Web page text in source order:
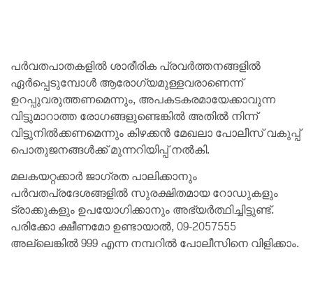
പർവതപാതകളിൽ ശാരീരിക പ്രവർത്തനങ്ങളിൽ
ഏർപ്പെടുമ്പോൾ ആരോഗ്യമുള്ളവരാണെന്ന്
ഉറപ്പുവരുത്തണമെന്നും, അപകടകരമായേക്കാവുന്ന
വിട്ടുമാറാത്ത രോഗങ്ങളുണ്ടെങ്കിൽ അതിൽ നിന്ന്
വിട്ടുനിൽക്കണമെന്നും കിഴക്കൻ മേഖലാ പോലീസ് വകുപ്പ്
പൊതുജനങ്ങൾക്ക് മുന്നറിയിപ്പ് നൽകി.
മലകയറ്റക്കാർ ജാഗ്രത പാലിക്കാനും
പർവതപ്രദേശങ്ങളിൽ സുരക്ഷിതമായ റോഡുകളും
ട്രാക്കുകളും ഉപയോഗിക്കാനും അഭ്യർത്ഥിച്ചിട്ടുണ്ട്.
പരിക്കോ ക്ഷീണമോ ഉണ്ടായാൽ, 09-2057555
അല്ലെങ്കിൽ 999 എന്ന നമ്പറിൽ പോലീസിനെ വിളിക്കാം.